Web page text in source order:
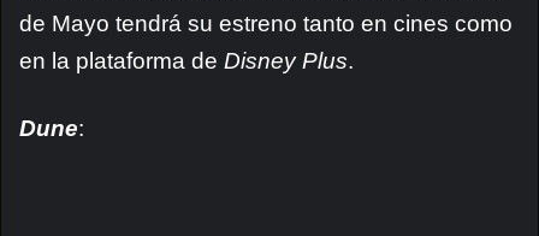
de Mayo tendrá su estreno tanto en cines como
en la plataforma de Disney Plus.
Dune: